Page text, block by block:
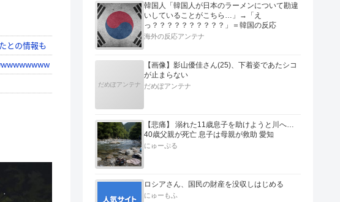
韓国人「韓国人が日本のラーメンについて勘違
いしていることがこちら…」→「え
っ？？？？？？？？？？」＝韓国の反応
海外の反応アンテナ
だめぽアンテナ
【画像】影山優佳さん(25)、下着姿であたシコ
が止まらない
だめぽアンテナ
【悲痛】 溺れた11歳息子を助けようと川へ…
40歳父親が死亡 息子は母親が救助 愛知
にゅーぷる
ロシアさん、国民の財産を没収しはじめる
にゅーもふ